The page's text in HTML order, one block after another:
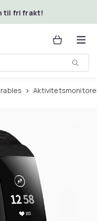
til fri frakt!